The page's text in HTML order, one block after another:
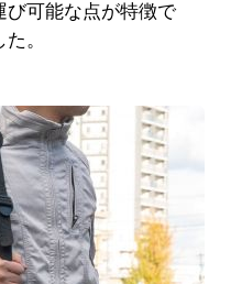
び可能な点が特徴で
。